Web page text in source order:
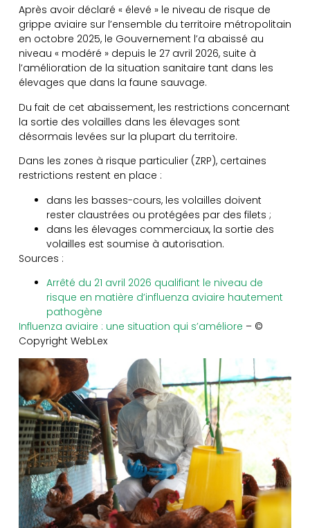
Après avoir déclaré « élevé » le niveau de risque de
grippe aviaire sur l’ensemble du territoire métropolitain
en octobre 2025, le Gouvernement l’a abaissé au
niveau « modéré » depuis le 27 avril 2026, suite à
l’amélioration de la situation sanitaire tant dans les
élevages que dans la faune sauvage.
Du fait de cet abaissement, les restrictions concernant
la sortie des volailles dans les élevages sont
désormais levées sur la plupart du territoire.
Dans les zones à risque particulier (ZRP), certaines
restrictions restent en place :
dans les basses-cours, les volailles doivent
rester claustrées ou protégées par des filets ;
dans les élevages commerciaux, la sortie des
volailles est soumise à autorisation.
Sources :
Arrêté du 21 avril 2026 qualifiant le niveau de
risque en matière d’influenza aviaire hautement
pathogène
Influenza aviaire : une situation qui s’améliore – ©
Copyright WebLex